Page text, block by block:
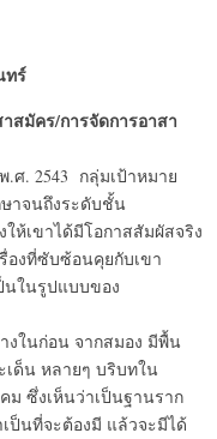
ทร์
สมัคร/การจัดการอาสา
ศ. 2543 กลุ่มเป้าหมาย
าจนถึงระดับชั้น
ห้เขาได้มีโอกาสสัมผัสจริง
องที่ซับซ้อนคุยกับเขา
นในรูปแบบของ
งในก่อน จากสมอง มีพื้น
เด็น หลายๆ บริบทใน
ม ซึ่งเห็นว่าเป็นฐานราก
ป็นที่จะต้องมี แล้วจะมีได้